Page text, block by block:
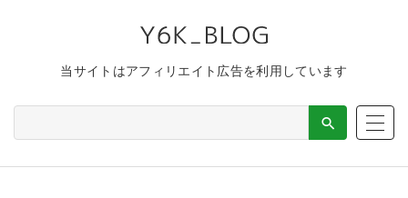
当サイトはアフィリエイト広告を利用しています